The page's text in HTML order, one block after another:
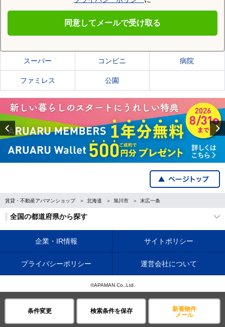
条件変更 検索条件を保存
新着物件
メール
同意してメールで受け取る
旭川市の施設一覧
スーパー コンビニ 病院
ファミレス 公園
Previous
賃貸・不動産アパマンショップ 北海道 旭川市 末広一条
全国の都道府県から探す
企業・IR情報 サイトポリシー
プライバシーポリシー 運営会社について
©APAMAN Co.,Ltd.